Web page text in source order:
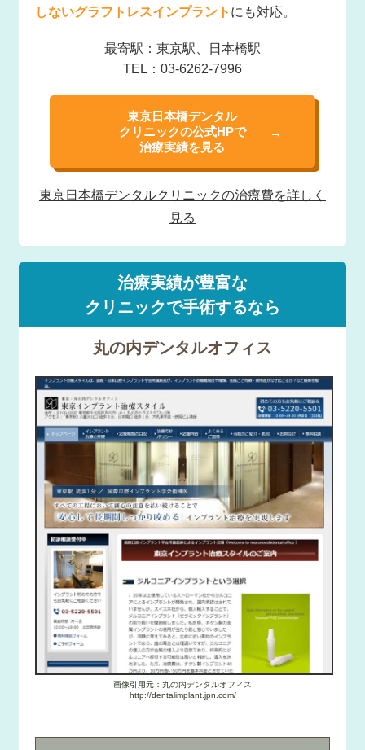
しないグラフトレスインプラント にも対応。
最寄駅：東京駅、日本橋駅
TEL：03-6262-7996
東京日本橋デンタル
クリニックの公式HPで
治療実績を見る
東京日本橋デンタルクリニックの治療費を詳しく
見る
治療実績が豊富な
クリニックで手術するなら
丸の内デンタルオフィス
画像引用元：丸の内デンタルオフィス
http://dentalimplant.jpn.com/